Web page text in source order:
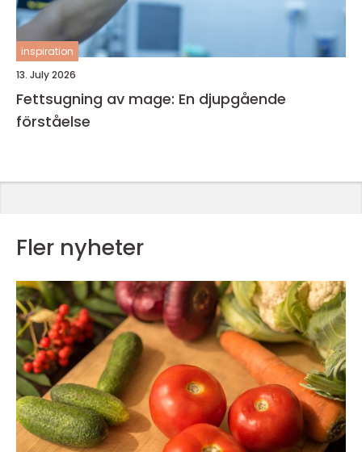
inspiration
13. July 2026
Fettsugning av mage: En djupgående
förståelse
Fler nyheter